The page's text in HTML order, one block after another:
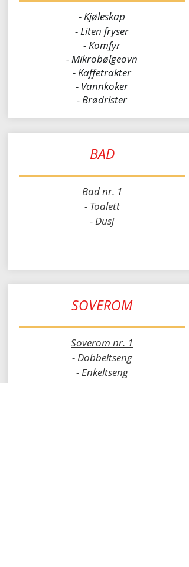
- Kjøleskap
- Liten fryser
- Komfyr
- Mikrobølgeovn
- Kaffetrakter
- Vannkoker
- Brødrister
BAD
Bad nr. 1
- Toalett
- Dusj
SOVEROM
Soverom nr. 1
- Dobbeltseng
- Enkeltseng